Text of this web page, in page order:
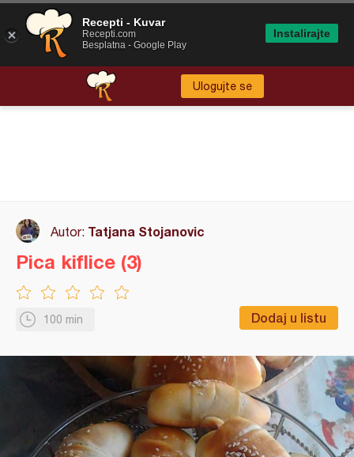
Ulogujte se
Autor: Tatjana Stojanovic
100 min Dodaj u listu
Pica kiflice (3)
Recepti - Kuvar
Recepti.com
Besplatna - Google Play
Instalirajte